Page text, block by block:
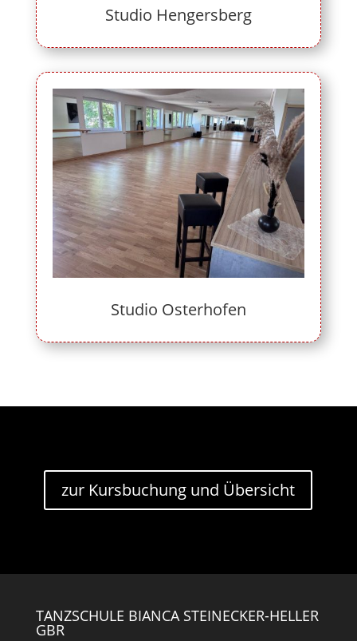
Studio Hengersberg
Studio Osterhofen
zur Kursbuchung und Übersicht
TANZSCHULE BIANCA STEINECKER-HELLER
GBR